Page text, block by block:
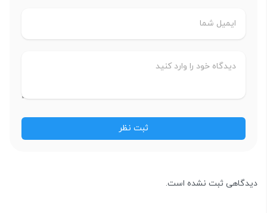
دیدگاهی ثبت نشده است.